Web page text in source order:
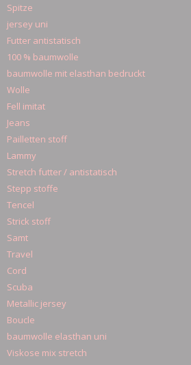
Spitze
jersey uni
Futter antistatisch
100 % baumwolle
baumwolle mit elasthan bedruckt
Wolle
Fell imitat
Jeans
Pailletten stoff
Lammy
Stretch futter / antistatisch
Stepp stoffe
Tencel
Strick stoff
Samt
Travel
Cord
Scuba
Metallic jersey
Boucle
baumwolle elasthan uni
Viskose mix stretch